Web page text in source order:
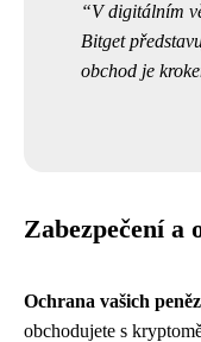
V digitálním
Bitget
obchod je
Zabezpečení a
Ochrana vašich
obchodujete s